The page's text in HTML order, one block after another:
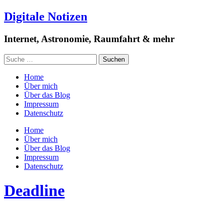
Digitale Notizen
Internet, Astronomie, Raumfahrt & mehr
Home
Über mich
Über das Blog
Impressum
Datenschutz
Home
Über mich
Über das Blog
Impressum
Datenschutz
Deadline